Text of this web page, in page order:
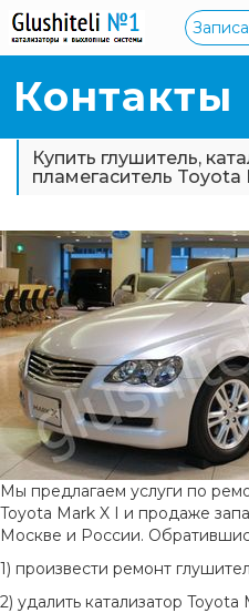
Контакты
Купить глушитель,
пламегаситель Toyota
Мы предлагаем услуги по
Toyota Mark X I и продаже
Москве и России.
1) произвести ремонт
2) удалить катализатор